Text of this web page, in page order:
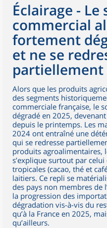
Éclairage - Le
commercial
fortement
et ne se
partiellement
Alors que les produits
des segments
commerciale française, le
dégradé en 2025,
depuis le printemps. Les
2024 ont entraîné une
qui se redresse
produits agroalimentaires,
s’explique surtout par
tropicales (cacao, thé et
laitiers. Ce repli se
des pays non membres de
la progression des
dégradation vis-à-vis du
qu’à la France en 2025,
qu’ailleurs.